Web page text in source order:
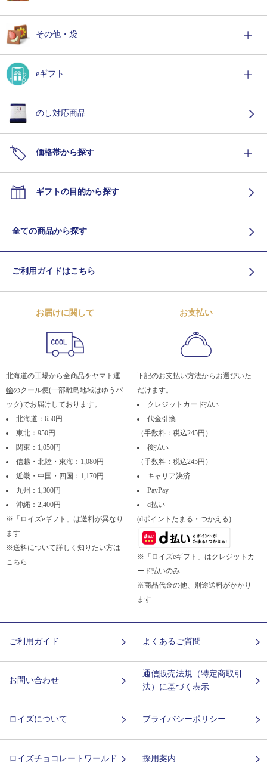
その他・袋
eギフト
のし対応商品
価格帯から探す
ギフトの目的から探す
全ての商品から探す
ご利用ガイドはこちら
お届けに関して
北海道の工場から全商品をヤマト運
輸のクール便(一部離島地域はゆうパ
ック)でお届けしております。
北海道：650円
東北：950円
関東：1,050円
信越・北陸・東海：1,080円
近畿・中国・四国：1,170円
九州：1,300円
沖縄：2,400円
※「ロイズeギフト」は送料が異なり
ます
※送料について詳しく知りたい方は
こちら
お支払い
下記のお支払い方法からお選びいた
だけます。
クレジットカード払い
代金引換
（手数料：税込245円）
後払い
（手数料：税込245円）
キャリア決済
PayPay
d払い
(dポイントたまる・つかえる)
※「ロイズeギフト」はクレジットカ
ード払いのみ
※商品代金の他、別途送料がかかり
ます
ご利用ガイド よくあるご質問
お問い合わせ
通信販売法規（特定商取引
法）に基づく表示
ロイズについて プライバシーポリシー
ロイズチョコレートワールド 採用案内